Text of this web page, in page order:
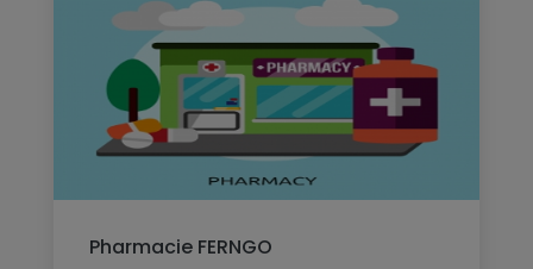
Pharmacie FERNGO